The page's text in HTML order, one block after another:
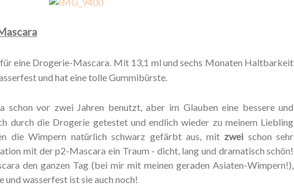
eine Drogerie-Mascara. Mit 13,1 ml und sechs Monaten Haltbarkeit
und hat eine tolle Gummibürste.
schon vor zwei Jahren benutzt, aber im Glauben eine bessere und
durch die Drogerie getestet und endlich wieder zu meinem Liebling
die Wimpern natürlich schwarz gefärbt aus, mit zwei schon sehr
mit der p2-Mascara ein Traum - dicht, lang und dramatisch schön!
den ganzen Tag (bei mir mit meinen geraden Asiaten-Wimpern!),
wasserfest ist sie auch noch!